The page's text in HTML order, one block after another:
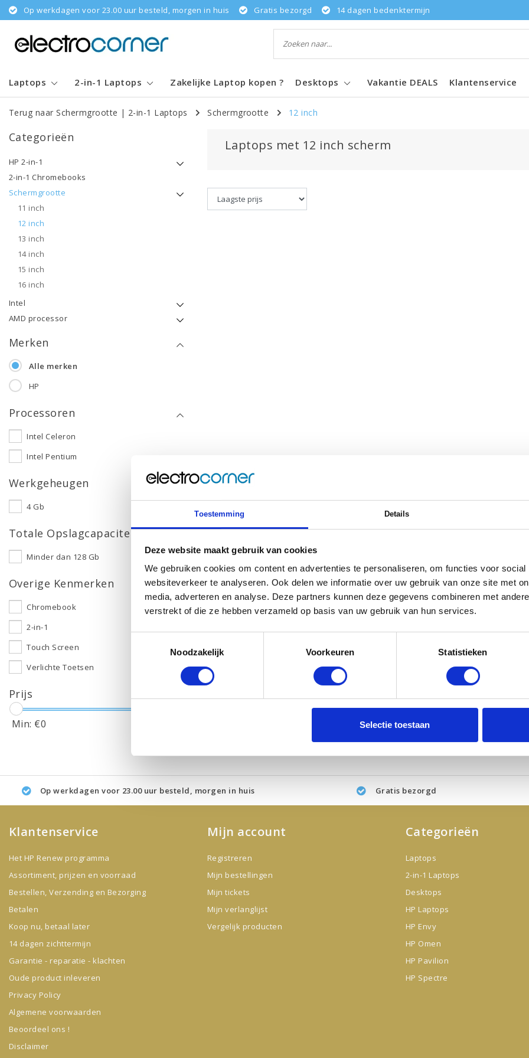
Toestemming Details
Deze website maakt gebruik van cookies
We gebruiken cookies om content en advertenties te personaliseren, om functies voor
websiteverkeer te analyseren. Ook delen we informatie over uw gebruik van onze site met
media, adverteren en analyse. Deze partners kunnen deze gegevens combineren met
verstrekt of die ze hebben verzameld op basis van uw gebruik van hun services.
Noodzakelijk
Voorkeuren Statistieken
Selectie toestaan
Op werkdagen voor 23.00 uur besteld, morgen in huis Gratis bezorgd 14 dagen bedenktermijn
Laptops 2-in-1 Laptops Zakelijke Laptop kopen ? Desktops Vakantie DEALS Klantenservice
Terug naar Schermgrootte | 2-in-1 Laptops Schermgrootte 12 inch
Categorieën
HP 2-in-1
2-in-1 Chromebooks
Schermgrootte
11 inch
12 inch
13 inch
14 inch
15 inch
16 inch
Intel
AMD processor
Merken
Alle merken
HP
Processoren
Intel Celeron
Intel Pentium
Werkgeheugen
4 Gb
Totale Opslagcapaciteit
Minder dan 128 Gb
Overige Kenmerken
Chromebook
2-in-1
Touch Screen
Verlichte Toetsen
Prijs
Min: €0
Laptops met 12 inch scherm
Op werkdagen voor 23.00 uur besteld, morgen in huis Gratis bezorgd
Klantenservice
Het HP Renew programma
Assortiment, prijzen en voorraad
Bestellen, Verzending en Bezorging
Betalen
Koop nu, betaal later
14 dagen zichttermijn
Garantie - reparatie - klachten
Oude product inleveren
Privacy Policy
Algemene voorwaarden
Beoordeel ons !
Disclaimer
Mijn account
Registreren
Mijn bestellingen
Mijn tickets
Mijn verlanglijst
Vergelijk producten
Categorieën
Laptops
2-in-1 Laptops
Desktops
HP Laptops
HP Envy
HP Omen
HP Pavilion
HP Spectre